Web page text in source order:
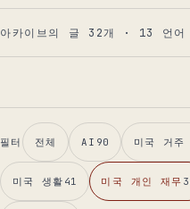
아카이브의 글 32개 · 13 언어
필터 전체 AI 90 미국 거주
미국 생활 41 미국 개인 재무